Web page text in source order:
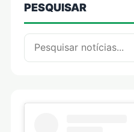
PESQUISAR
Pesquisar por: